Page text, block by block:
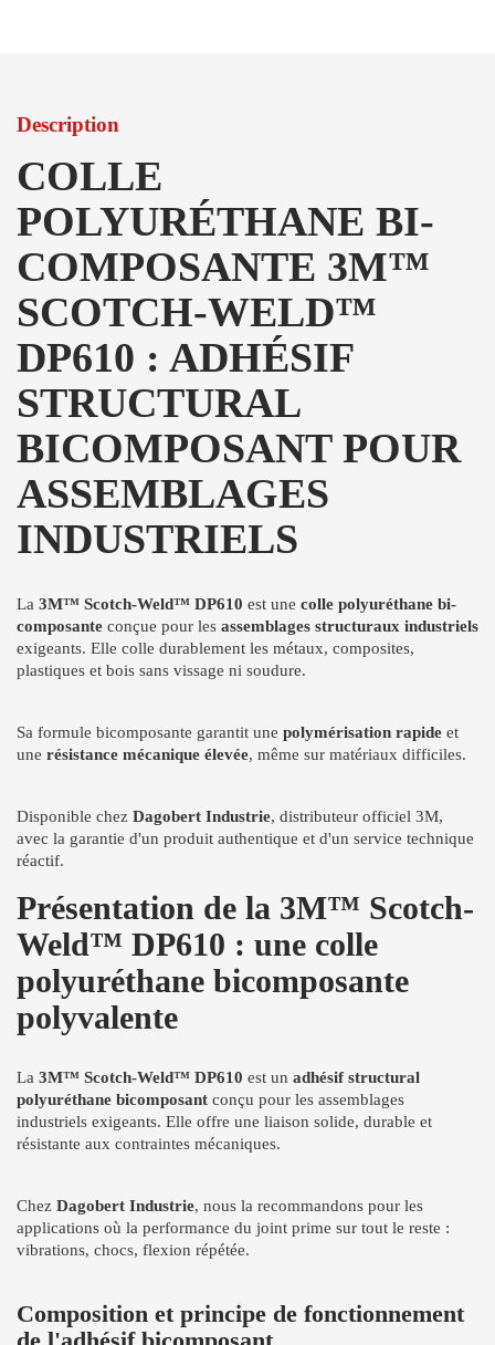
Description
COLLE
POLYURÉTHANE BI-
COMPOSANTE 3M™
SCOTCH-WELD™
DP610 : ADHÉSIF
STRUCTURAL
BICOMPOSANT POUR
ASSEMBLAGES
INDUSTRIELS
La 3M™ Scotch-Weld™ DP610 est une colle polyuréthane bi-
composante conçue pour les assemblages structuraux industriels
exigeants. Elle colle durablement les métaux, composites,
plastiques et bois sans vissage ni soudure.
Sa formule bicomposante garantit une polymérisation rapide et
une résistance mécanique élevée, même sur matériaux difficiles.
Disponible chez Dagobert Industrie, distributeur officiel 3M,
avec la garantie d'un produit authentique et d'un service technique
réactif.
Présentation de la 3M™ Scotch-
Weld™ DP610 : une colle
polyuréthane bicomposante
polyvalente
La 3M™ Scotch-Weld™ DP610 est un adhésif structural
polyuréthane bicomposant conçu pour les assemblages
industriels exigeants. Elle offre une liaison solide, durable et
résistante aux contraintes mécaniques.
Chez Dagobert Industrie, nous la recommandons pour les
applications où la performance du joint prime sur tout le reste :
vibrations, chocs, flexion répétée.
Composition et principe de fonctionnement